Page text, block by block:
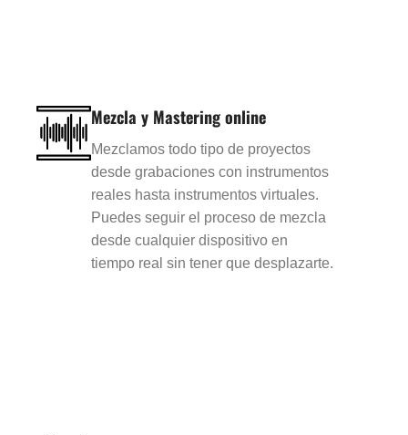
Mezcla y Mastering online
Mezclamos todo tipo de proyectos
desde grabaciones con instrumentos
reales hasta instrumentos virtuales.
Puedes seguir el proceso de mezcla
desde cualquier dispositivo en
tiempo real sin tener que desplazarte.